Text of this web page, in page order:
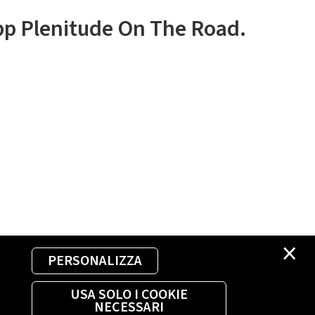
×
PERSONALIZZA
USA SOLO I COOKIE
NECESSARI
Plenitude On The Road.